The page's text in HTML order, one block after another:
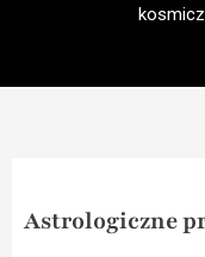
Astrologiczne